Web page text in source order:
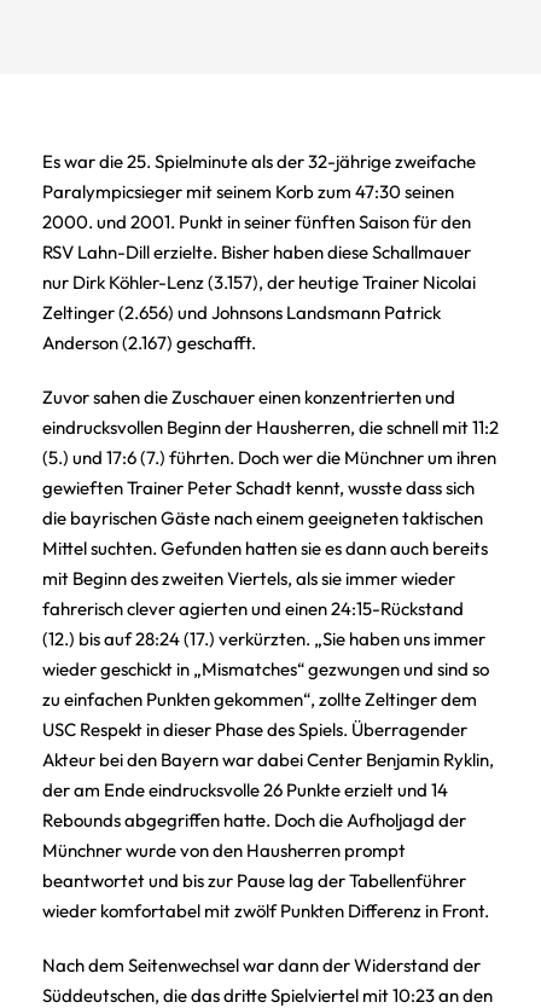
Es war die 25. Spielminute als der 32-jährige zweifache
Paralympicsieger mit seinem Korb zum 47:30 seinen
2000. und 2001. Punkt in seiner fünften Saison für den
RSV Lahn-Dill erzielte. Bisher haben diese Schallmauer
nur Dirk Köhler-Lenz (3.157), der heutige Trainer Nicolai
Zeltinger (2.656) und Johnsons Landsmann Patrick
Anderson (2.167) geschafft.
Zuvor sahen die Zuschauer einen konzentrierten und
eindrucksvollen Beginn der Hausherren, die schnell mit 11:2
(5.) und 17:6 (7.) führten. Doch wer die Münchner um ihren
gewieften Trainer Peter Schadt kennt, wusste dass sich
die bayrischen Gäste nach einem geeigneten taktischen
Mittel suchten. Gefunden hatten sie es dann auch bereits
mit Beginn des zweiten Viertels, als sie immer wieder
fahrerisch clever agierten und einen 24:15-Rückstand
(12.) bis auf 28:24 (17.) verkürzten. „Sie haben uns immer
wieder geschickt in „Mismatches“ gezwungen und sind so
zu einfachen Punkten gekommen“, zollte Zeltinger dem
USC Respekt in dieser Phase des Spiels. Überragender
Akteur bei den Bayern war dabei Center Benjamin Ryklin,
der am Ende eindrucksvolle 26 Punkte erzielt und 14
Rebounds abgegriffen hatte. Doch die Aufholjagd der
Münchner wurde von den Hausherren prompt
beantwortet und bis zur Pause lag der Tabellenführer
wieder komfortabel mit zwölf Punkten Differenz in Front.
Nach dem Seitenwechsel war dann der Widerstand der
Süddeutschen, die das dritte Spielviertel mit 10:23 an den